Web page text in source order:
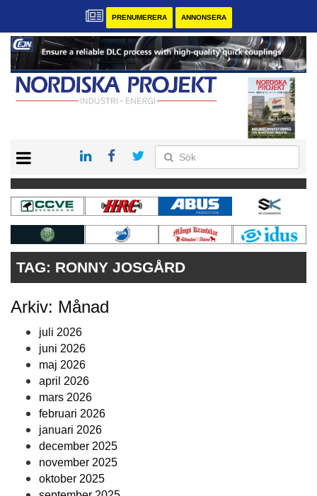
PRENUMERERA ANNONSERA
KONTAKT
VÅRA ANDRA MAGASIN
PRENUMERERA
ANNONSERA
TAG: RONNY JOSGÅRD
Arkiv: Månad
juli 2026
juni 2026
maj 2026
april 2026
mars 2026
februari 2026
januari 2026
december 2025
november 2025
oktober 2025